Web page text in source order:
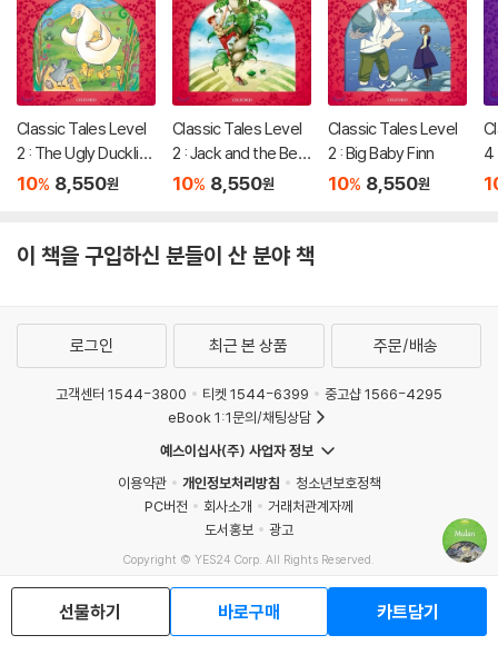
Classic Tales Level
2 : The Ugly Ducklin
g
10% 8,550원
Classic Tales Level
2 : Jack and the Bea
nstalk
10% 8,550원
Classic Tales Level
2 : Big Baby Finn
10% 8,550원
4
이 책을 구입하신 분들이 산 분야 책
선물하기 바로구매 카트담기
로그인 최근 본 상품 주문/배송
고객센터 1544-3800 티켓 1544-6399
중고샵 1566-4295
eBook 1:1문의/채팅상담
예스이십사(주) 사업자 정보
이용약관
개인정보처리방침
청소년보호정책
PC버전
회사소개
거래처관계자께
도서홍보
광고
Copyright © YES24 Corp. All Rights Reserved.